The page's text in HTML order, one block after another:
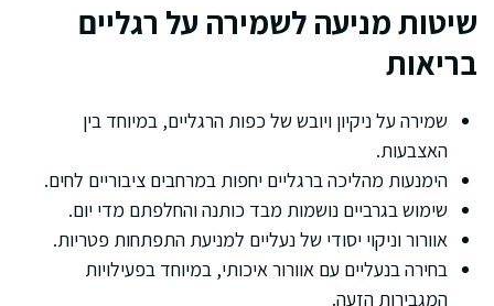
שיטות מניעה לשמירה על רגליים
בריאות
שמירה על ניקיון ויובש של כפות הרגליים, במיוחד בין
האצבעות.
הימנעות מהליכה ברגליים יחפות במרחבים ציבוריים לחים.
שימוש בגרביים נושמות מבד כותנה והחלפתם מדי יום.
אוורור וניקוי יסודי של נעליים למניעת התפתחות פטריות.
בחירה בנעליים עם אוורור איכותי, במיוחד בפעילויות
המגבירות הזעה.